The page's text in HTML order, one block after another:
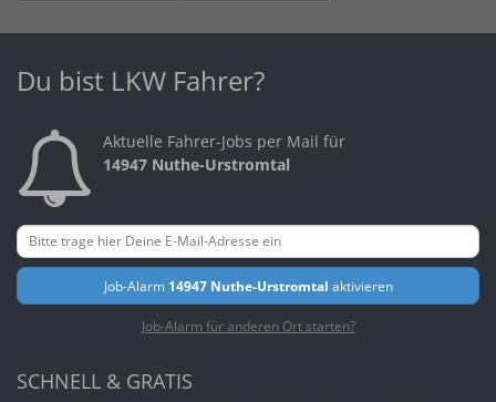
Du bist LKW Fahrer?
Aktuelle Fahrer-Jobs per Mail für
14947 Nuthe-Urstromtal
Job-Alarm 14947 Nuthe-Urstromtal aktivieren
Job-Alarm für anderen Ort starten?
SCHNELL & GRATIS